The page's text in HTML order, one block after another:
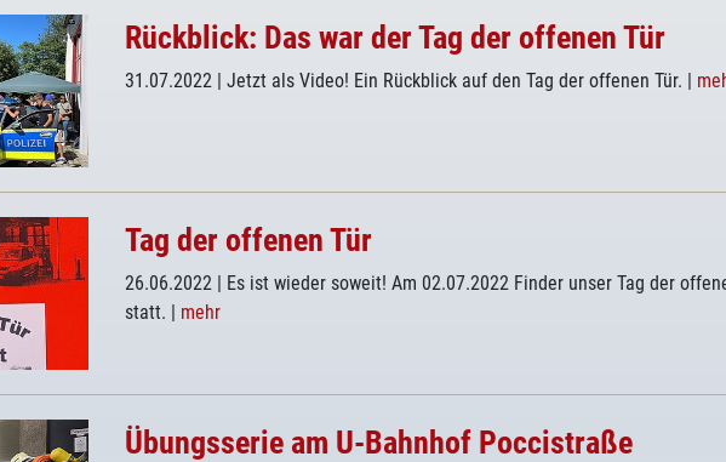
Rückblick: Das war der Tag der offenen Tür
31.07.2022 | Jetzt als Video! Ein Rückblick auf den Tag der offenen Tür. |
Tag der offenen Tür
26.06.2022 | Es ist wieder soweit! Am 02.07.2022 Finder unser Tag der
statt. | mehr
Übungsserie am U-Bahnhof Poccistraße